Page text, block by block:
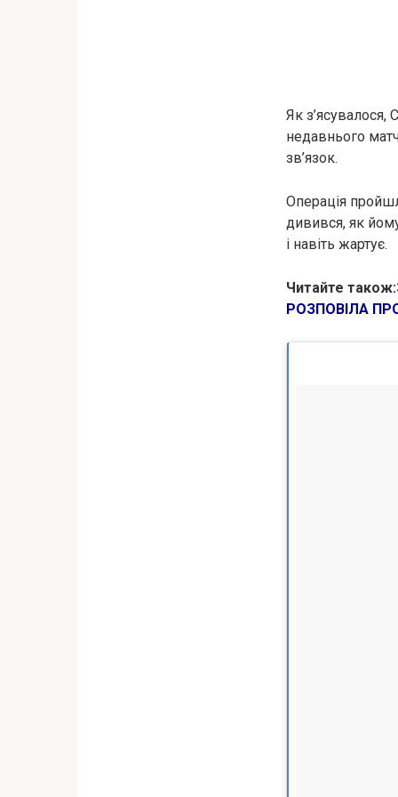
Як з’ясувалося,
недавнього
зв’язок.
Операція
дивився, як
і навіть жартує.
Читайте також:
РОЗПОВІЛА